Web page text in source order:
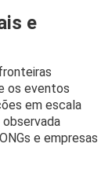
e
os eventos
em escala
e empresas